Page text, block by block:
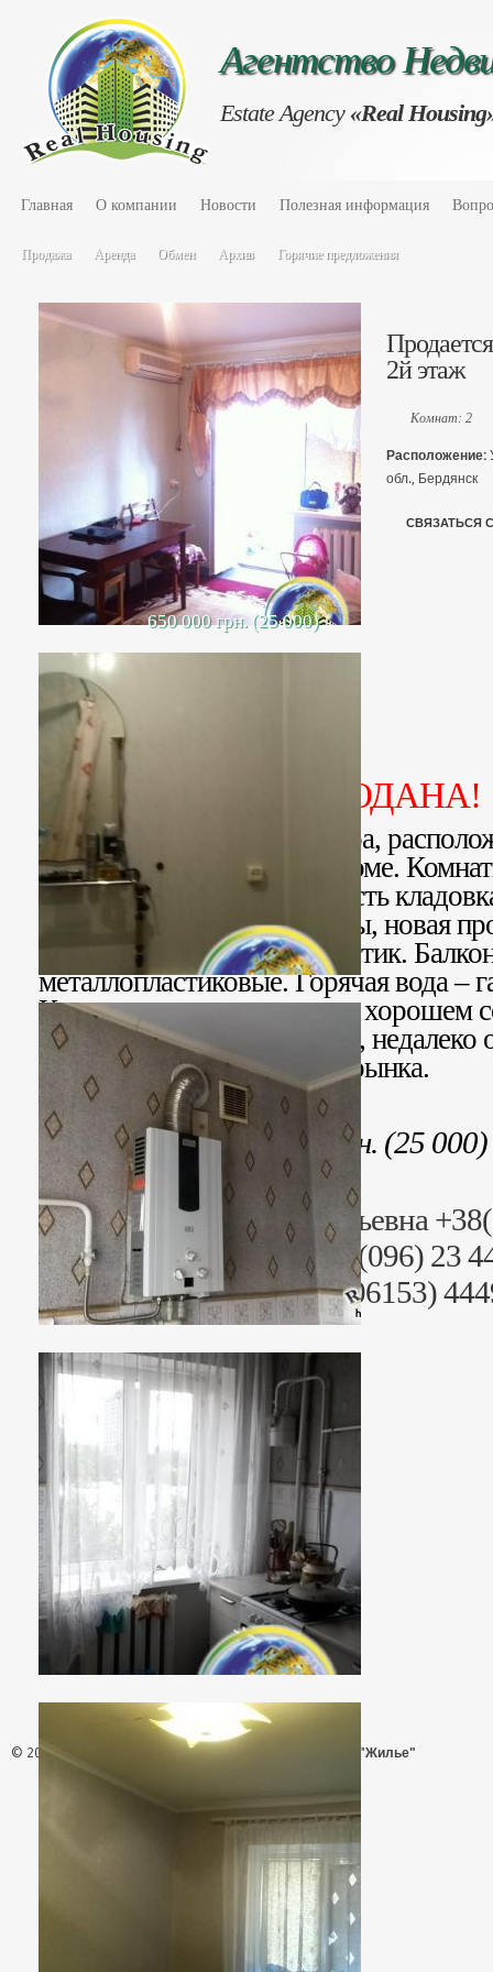
Агентство
Estate Agency «Real
Главная О компании Новости Полезная информация
Продажа Аренда Обмен Архив Горячие предложения
650 000 грн. (25 000)
2й этаж
Комнат: 2
Расположение:
обл., Бердянск
СВЯЗАТЬСЯ
ПРОДАНА!
Продается 2- комн. квартира,
пятиэтажном кирпичном доме.
совмещенный. В спальне есть
стены и потолки выровнены, новая
водопроводные трубы пластик.
металлопластиковые. Горячая вода –
Квартира светлая, теплая, в хорошем
находиться в центре города, недалеко
проспекта и центрального рынка.
Стоимость: 650 000 грн. (25 000)
Риэлтор: Сусанна Григорьевна
Раб. тел. (095) 23 44499, (096) 23
+38 (06153) 44442, +38 (06153)
© 2026 - АН "Жилье" ООО "Агентство Недвижимости "Жилье"